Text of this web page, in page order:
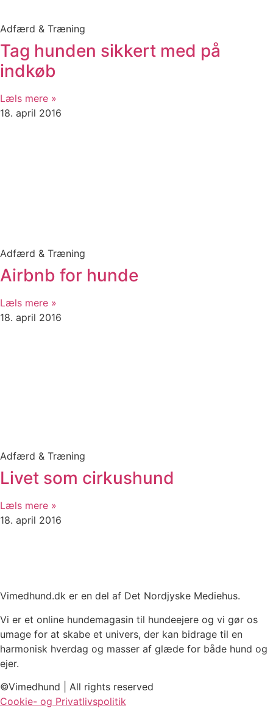
Adfærd & Træning
Tag hunden sikkert med på
indkøb
Læls mere »
18. april 2016
Adfærd & Træning
Airbnb for hunde
Læls mere »
18. april 2016
Adfærd & Træning
Livet som cirkushund
Læls mere »
18. april 2016
Vimedhund.dk er en del af Det Nordjyske Mediehus.
Vi er et online hundemagasin til hundeejere og vi gør os
umage for at skabe et univers, der kan bidrage til en
harmonisk hverdag og masser af glæde for både hund og
ejer.
©Vimedhund | All rights reserved
Cookie- og Privatlivspolitik